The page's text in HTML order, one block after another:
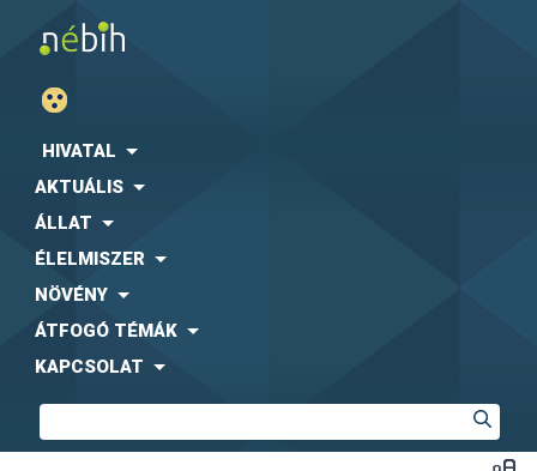
HIVATAL
AKTUÁLIS
ÁLLAT
ÉLELMISZER
NÖVÉNY
ÁTFOGÓ TÉMÁK
KAPCSOLAT